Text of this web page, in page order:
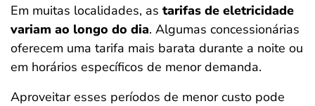
Em muitas localidades, as tarifas de eletricidade
variam ao longo do dia. Algumas concessionárias
oferecem uma tarifa mais barata durante a noite ou
em horários específicos de menor demanda.
Aproveitar esses períodos de menor custo pode